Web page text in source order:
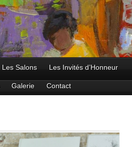
Les Salons Les Invités d’Honneur
Galerie Contact